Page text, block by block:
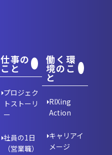
仕事の
こと
プロジェク
トストーリ
ー
社員の1日
（営業職）
働く環
境のこ
と
RIXing
Action
キャリアイ
メージ